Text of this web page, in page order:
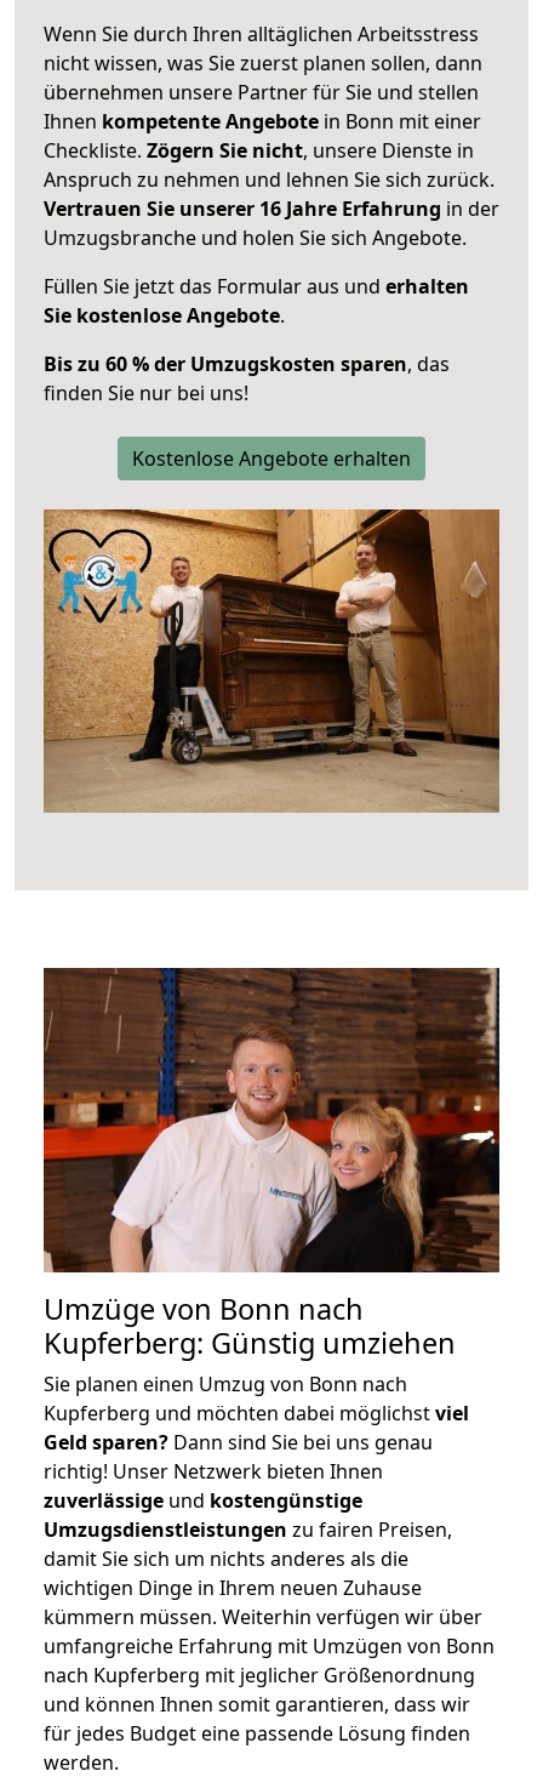
Wenn Sie durch Ihren alltäglichen Arbeitsstress
nicht wissen, was Sie zuerst planen sollen, dann
übernehmen unsere Partner für Sie und stellen
Ihnen kompetente Angebote in Bonn mit einer
Checkliste. Zögern Sie nicht, unsere Dienste in
Anspruch zu nehmen und lehnen Sie sich zurück.
Vertrauen Sie unserer 16 Jahre Erfahrung in der
Umzugsbranche und holen Sie sich Angebote.
Füllen Sie jetzt das Formular aus und erhalten
Sie kostenlose Angebote.
Bis zu 60 % der Umzugskosten sparen, das
finden Sie nur bei uns!
Kostenlose Angebote erhalten
Umzüge von Bonn nach
Kupferberg: Günstig umziehen
Sie planen einen Umzug von Bonn nach
Kupferberg und möchten dabei möglichstviel
Geld sparen? Dann sind Sie bei uns genau
richtig! Unser Netzwerk bieten Ihnen
zuverlässige und kostengünstige
Umzugsdienstleistungen zu fairen Preisen,
damit Sie sich um nichts anderes als die
wichtigen Dinge in Ihrem neuen Zuhause
kümmern müssen. Weiterhin verfügen wir über
umfangreiche Erfahrung mit Umzügen von Bonn
nach Kupferberg mit jeglicher Größenordnung
und können Ihnen somit garantieren, dass wir
für jedes Budget eine passende Lösung finden
werden.